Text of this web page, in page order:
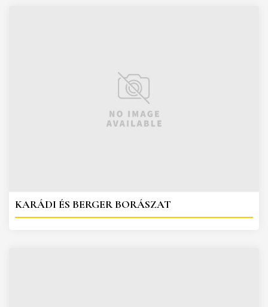
KARÁDI ÉS BERGER BORÁSZAT